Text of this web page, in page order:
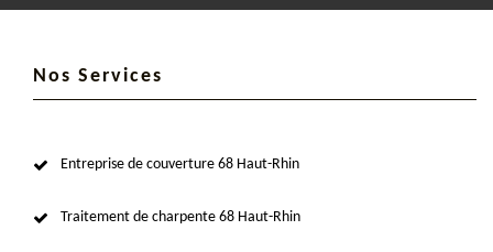
Nos Services
Entreprise de couverture 68 Haut-Rhin
Traitement de charpente 68 Haut-Rhin